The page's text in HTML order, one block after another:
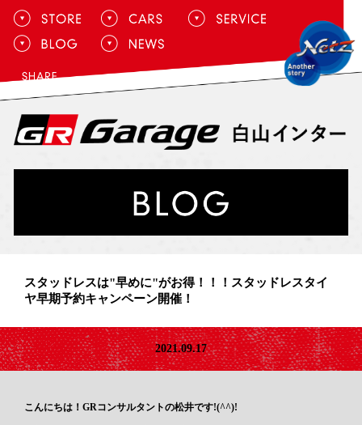
スタッドレスは"早めに"がお得！！！スタッドレスタイ
ヤ早期予約キャンペーン開催！
2021.09.17
こんにちは！GRコンサルタントの松井です!(^^)!